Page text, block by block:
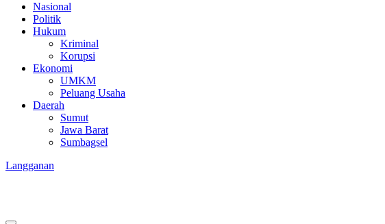
Nasional
Politik
Hukum
Kriminal
Korupsi
Ekonomi
UMKM
Peluang Usaha
Daerah
Sumut
Jawa Barat
Sumbagsel
Langganan